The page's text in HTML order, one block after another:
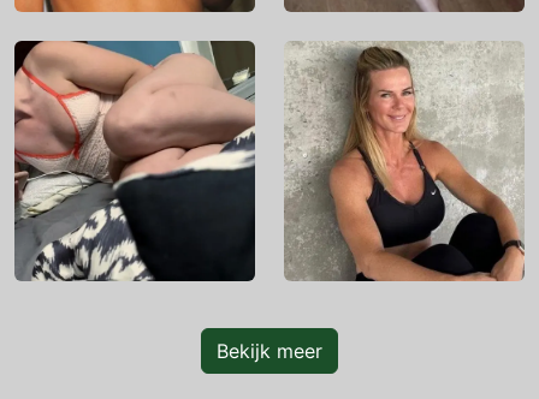
Bekijk meer